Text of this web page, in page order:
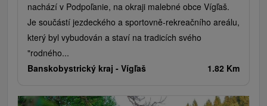
nachází v Podpoľanie, na okraji malebné obce Vígľaš.
Je součástí jezdeckého a sportovně-rekreačního areálu,
který byl vybudován a staví na tradicích svého
"rodného...
Banskobystrický kraj - Vígľaš 1.82 Km